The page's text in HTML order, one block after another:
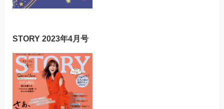
STORY 2023年4月号